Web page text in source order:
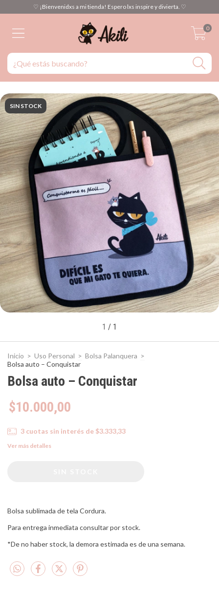
♡ ¡Bienvenidxs a mi tienda! Espero lxs inspire y divierta. ♡
0
SIN STOCK
1 / 1
Inicio > Uso Personal > Bolsa Palanquera >
Bolsa auto – Conquistar
Bolsa auto – Conquistar
$10.000,00
3 cuotas sin interés de $3.333,33
Ver más detalles
Bolsa sublimada de tela Cordura.
Para entrega inmediata consultar por stock.
*De no haber stock, la demora estimada es de una semana.